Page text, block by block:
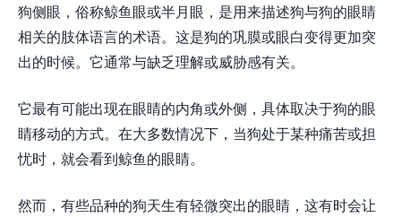
狗侧眼，俗称鲸鱼眼或半月眼，是用来描述狗与狗的眼睛
相关的肢体语言的术语。这是狗的巩膜或眼白变得更加突
出的时候。它通常与缺乏理解或威胁感有关。
它最有可能出现在眼睛的内角或外侧，具体取决于狗的眼
睛移动的方式。在大多数情况下，当狗处于某种痛苦或担
忧时，就会看到鲸鱼的眼睛。
然而，有些品种的狗天生有轻微突出的眼睛，这有时会让